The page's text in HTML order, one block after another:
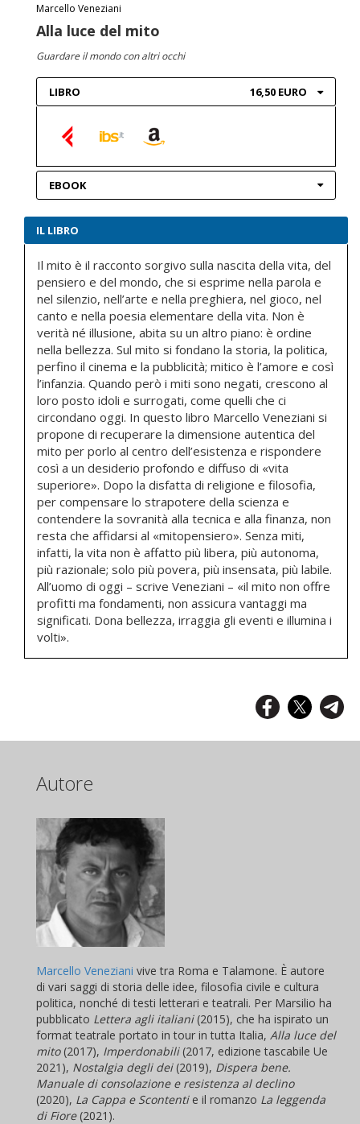
Marcello Veneziani
Alla luce del mito
Guardare il mondo con altri occhi
LIBRO 16,50 EURO
EBOOK
IL LIBRO
Il mito è il racconto sorgivo sulla nascita della vita, del
pensiero e del mondo, che si esprime nella parola e
nel silenzio, nell’arte e nella preghiera, nel gioco, nel
canto e nella poesia elementare della vita. Non è
verità né illusione, abita su un altro piano: è ordine
nella bellezza. Sul mito si fondano la storia, la politica,
perfino il cinema e la pubblicità; mitico è l’amore e così
l’infanzia. Quando però i miti sono negati, crescono al
loro posto idoli e surrogati, come quelli che ci
circondano oggi. In questo libro Marcello Veneziani si
propone di recuperare la dimensione autentica del
mito per porlo al centro dell’esistenza e rispondere
così a un desiderio profondo e diffuso di «vita
superiore». Dopo la disfatta di religione e filosofia,
per compensare lo strapotere della scienza e
contendere la sovranità alla tecnica e alla finanza, non
resta che affidarsi al «mitopensiero». Senza miti,
infatti, la vita non è affatto più libera, più autonoma,
più razionale; solo più povera, più insensata, più labile.
All’uomo di oggi – scrive Veneziani – «il mito non offre
profitti ma fondamenti, non assicura vantaggi ma
significati. Dona bellezza, irraggia gli eventi e illumina i
volti».
Autore
Marcello Veneziani vive tra Roma e Talamone. È autore
di vari saggi di storia delle idee, filosofia civile e cultura
politica, nonché di testi letterari e teatrali. Per Marsilio ha
pubblicato Lettera agli italiani(2015), che ha ispirato un
format teatrale portato in tour in tutta Italia, Alla luce del
mito(2017), Imperdonabili(2017, edizione tascabile Ue
2021), Nostalgia degli dei(2019), Dispera bene.
Manuale di consolazione e resistenza al declino
(2020), La Cappa e Scontenti e il romanzo La leggenda
di Fiore(2021).